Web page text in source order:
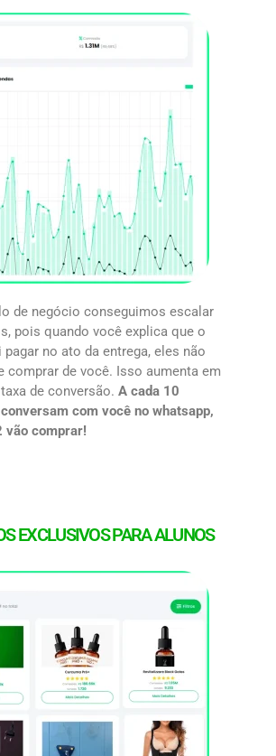
de negócio conseguimos escalar
pois quando você explica que o
no ato da entrega, eles não
comprar de você. Isso aumenta em
de conversão. A cada 10
com você no whatsapp,
vão comprar!
EXCLUSIVOS PARA ALUNOS